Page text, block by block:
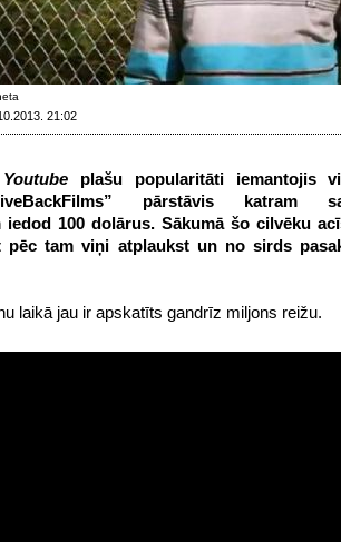
21:02
Youtube plašu popularitāti iemantojis
pārstāvis katram
iedod 100 dolārus. Sākumā šo cilvēku
pēc tam viņi atplaukst un no sirds
laikā jau ir apskatīts gandrīz miljons reižu.